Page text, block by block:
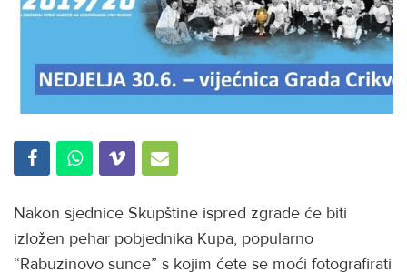
Nakon sjednice Skupštine ispred zgrade će biti
izložen pehar pobjednika Kupa, popularno
“Rabuzinovo sunce” s kojim ćete se moći fotografirati